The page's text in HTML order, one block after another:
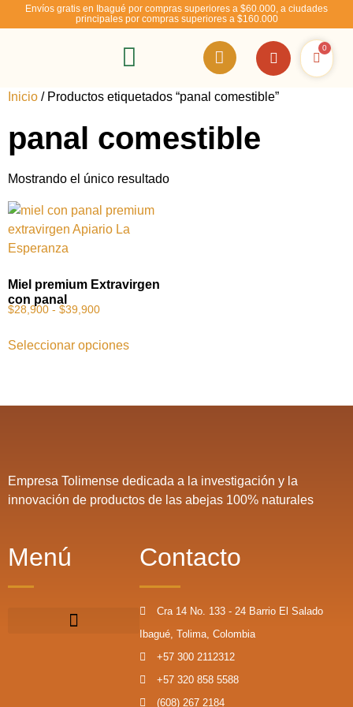
Envíos gratis en Ibagué por compras superiores a $60.000, a ciudades
principales por compras superiores a $160.000
0
Inicio / Productos etiquetados “panal comestible”
panal comestible
Mostrando el único resultado
Miel premium Extravirgen
con panal
$28,900 - $39,900
Seleccionar opciones
Empresa Tolimense dedicada a la investigación y la
innovación de productos de las abejas 100% naturales
Menú Contacto
Cra 14 No. 133 - 24 Barrio El Salado
Ibagué, Tolima, Colombia
+57 300 2112312
+57 320 858 5588
(608) 267 2184